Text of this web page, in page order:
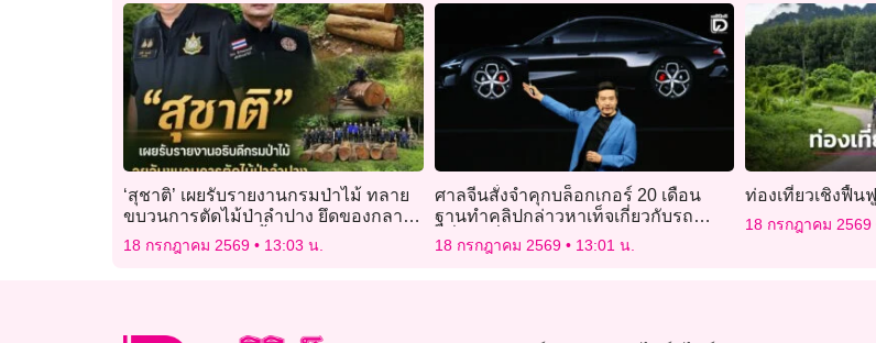
‘สุชาติ’ เผยรับรายงานกรมป่าไม้ ทลาย
ขบวนการตัดไม้ป่าลำปาง ยึดของกลาง
มูลค่ากว่า 2 แสน ย้ำเดินหน้านโยบาย
รัฐบาลปราบปรามเด็ดขาด
18 กรกฎาคม 2569 13:03 น.
ศาลจีนสั่งจำคุกบล็อกเกอร์ 20 เดือน
ฐานทำคลิปกล่าวหาเท็จเกี่ยวกับรถ
“เสี่ยวหมี่”
18 กรกฎาคม 2569 13:01 น.
ท่องเที่ยวเชิงฟื้นฟู
18 กรกฎาคม 2569